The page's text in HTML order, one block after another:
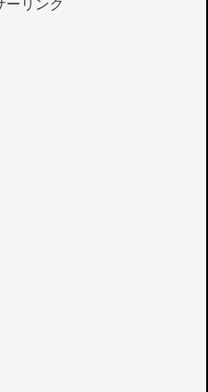
ーリンク